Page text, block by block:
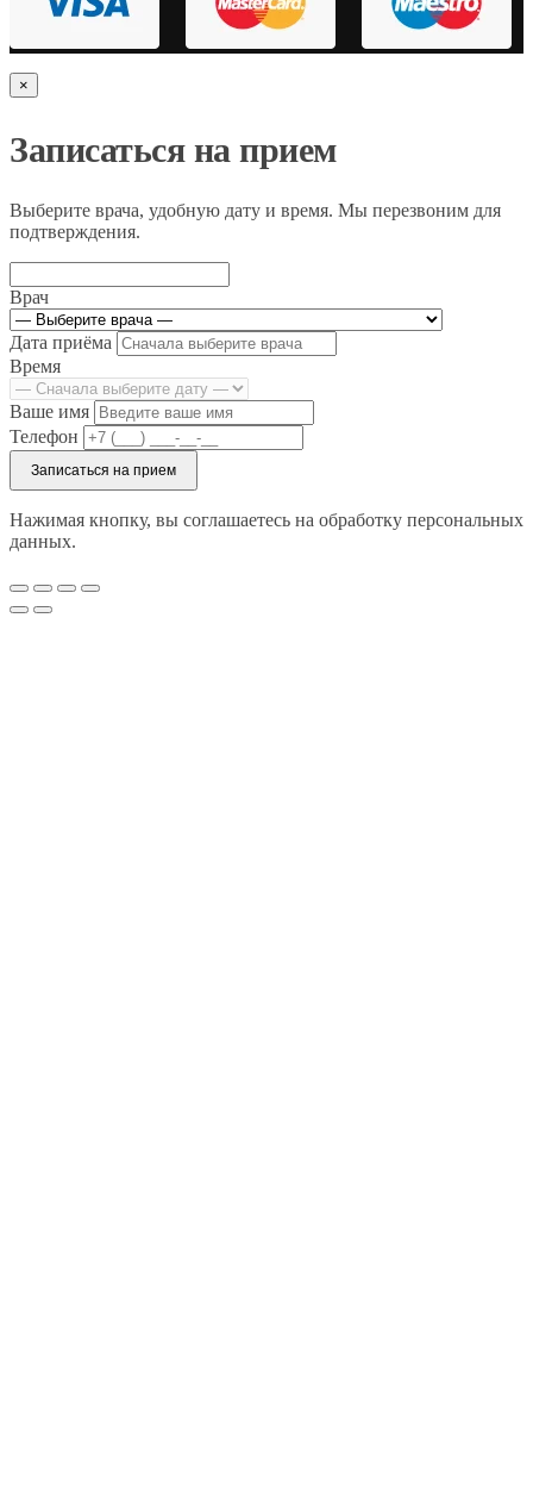
×
Записаться на прием
Выберите врача, удобную дату и время. Мы перезвоним для
подтверждения.
Врач
Дата приёма
Время
Ваше имя
Телефон
Записаться на прием
Нажимая кнопку, вы соглашаетесь на обработку персональных
данных.